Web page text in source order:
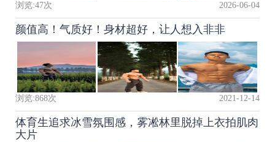
浏览:47次 2026-06-04
颜值高！气质好！身材超好，让人想入非非
浏览:868次 2021-12-14
体育生追求冰雪氛围感，雾凇林里脱掉上衣拍肌肉
大片